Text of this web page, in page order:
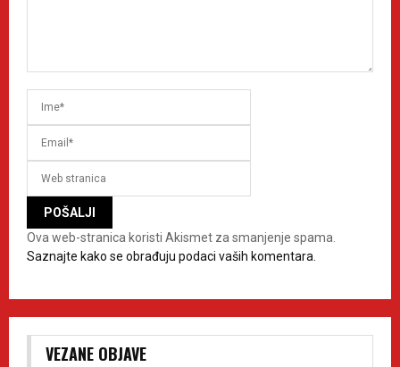
Ova web-stranica koristi Akismet za smanjenje spama.
Saznajte kako se obrađuju podaci vaših komentara.
VEZANE OBJAVE